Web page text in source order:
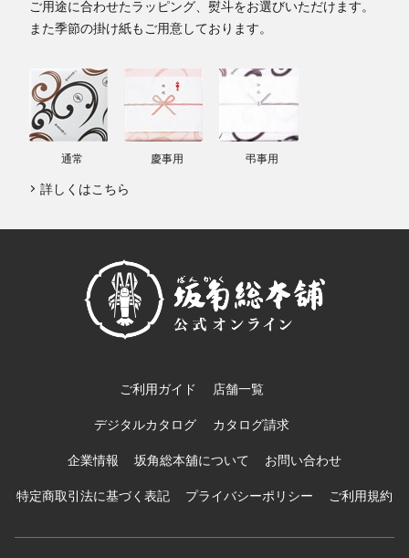
ご用途に合わせたラッピング、熨斗をお選びいただけます。
また季節の掛け紙もご用意しております。
通常 慶事用 弔事用
詳しくはこちら
ご利用ガイド 店舗一覧
デジタルカタログ カタログ請求
企業情報 坂角総本舖について お問い合わせ
特定商取引法に基づく表記 プライバシーポリシー ご利用規約